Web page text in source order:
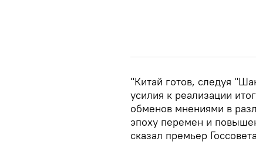
"Китай готов, следуя
усилия к реализации
обменов мнениями в
эпоху перемен и
сказал премьер